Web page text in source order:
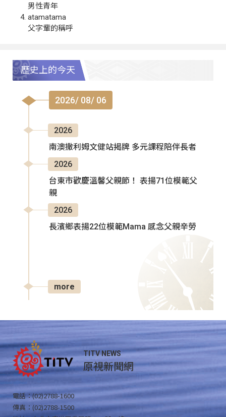
男性青年
atamatama
父字輩的稱呼
歷史上的今天
2026/ 08/ 06
2026
南澳撒利姆文健站揭牌 多元課程陪伴長者
2026
台東市歡慶溫馨父親節！ 表揚71位模範父
親
2026
長濱鄉表揚22位模範Mama 感念父親辛勞
more
TITV NEWS
原視新聞網
電話：(02)2788-1600
傳真：(02)2788-1500